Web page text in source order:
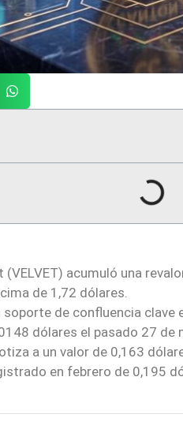
acumuló una
de 1,72 dólares.
soporte de confluencia
dólares el pasado 27 de
a un valor de 0,163
en febrero de 0,195